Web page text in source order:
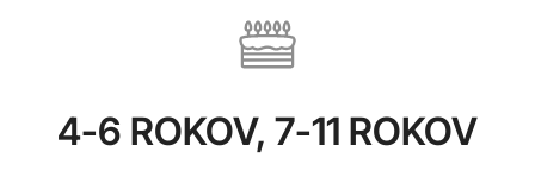
4-6 ROKOV, 7-11 ROKOV